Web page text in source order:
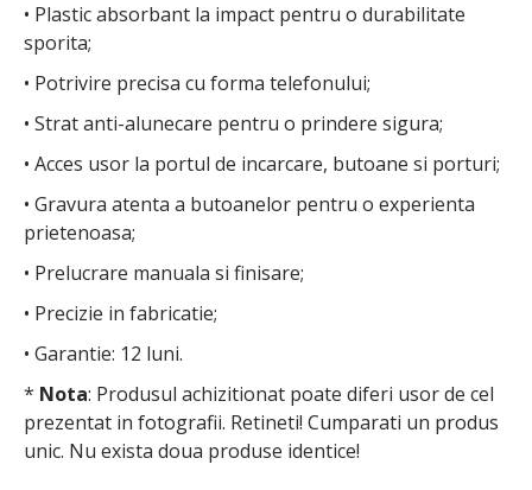
• Plastic absorbant la impact pentru o durabilitate
sporita;
• Potrivire precisa cu forma telefonului;
• Strat anti-alunecare pentru o prindere sigura;
• Acces usor la portul de incarcare, butoane si porturi;
• Gravura atenta a butoanelor pentru o experienta
prietenoasa;
• Prelucrare manuala si finisare;
• Precizie in fabricatie;
• Garantie: 12 luni.
* Nota: Produsul achizitionat poate diferi usor de cel
prezentat in fotografii. Retineti! Cumparati un produs
unic. Nu exista doua produse identice!